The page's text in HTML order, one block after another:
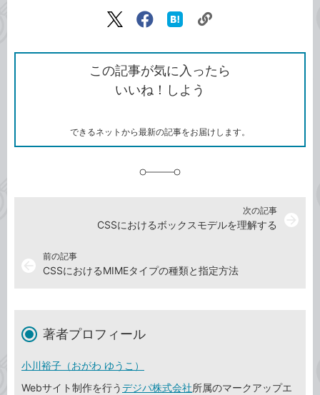
X（旧
で
シ
ェ
ア
Facebook
シ
ェ
ア
な
ブ
ッ
ク
ク
ク
を
コ
この記事が気に入ったら
いいね！しよう
できるネットから最新の記事をお届けします。
前の記事
CSSにおけるMIMEタイプの種類と指定方法
次の記事
CSSにおけるボックスモデルを理解する
著者プロフィール
小川裕子（おがわ ゆうこ）
Webサイト制作を行うデジパ株式会社所属のマークアップエ